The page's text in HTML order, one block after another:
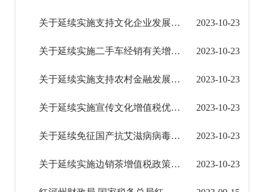
审计结果公告
公共资源交易信息公开
应急管理信息公开
关于延续实施支持文化企业发展增值税政策的公告 2023-10-23
关于延续实施二手车经销有关增值税政策的公告 2023-10-23
关于延续实施支持农村金融发展企业所得税政策的公告 2023-10-23
关于延续实施宣传文化增值税优惠政策的公告 2023-10-23
关于延续免征国产抗艾滋病病毒药品增值税政策的公告 2023-10-23
关于延续实施边销茶增值税政策的公告 2023-10-23